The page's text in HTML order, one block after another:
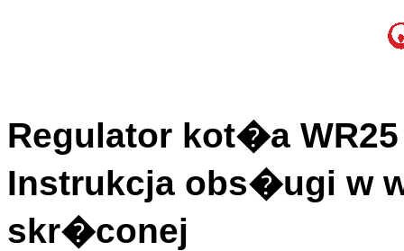
Regulator kot�a
Instrukcja obs�ugi w
skr�conej